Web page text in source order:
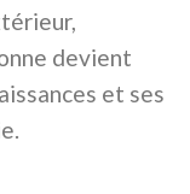
devient
et ses